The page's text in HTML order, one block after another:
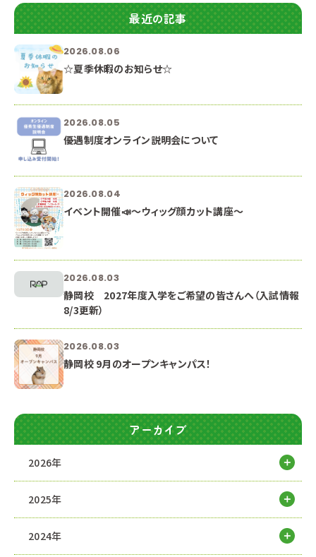
最近の記事
2026.08.06
☆夏季休暇のお知らせ☆
2026.08.05
優遇制度オンライン説明会について
2026.08.04
イベント開催📣～ウィッグ顔カット講座～
2026.08.03
静岡校 2027年度入学をご希望の皆さんへ（入試情報
8/3更新）
2026.08.03
静岡校 9月のオープンキャンパス！
アーカイブ
2026年
2025年
2024年